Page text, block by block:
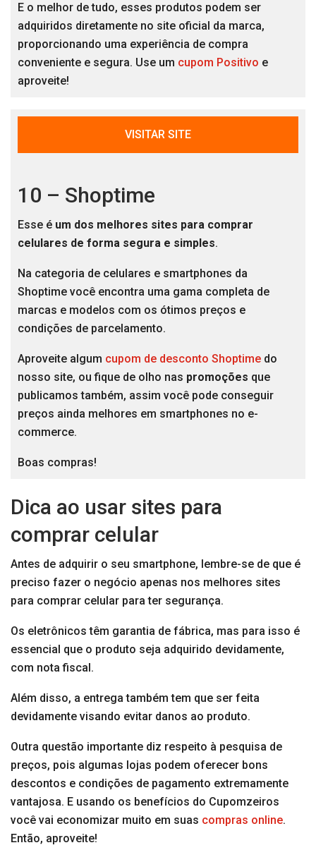
E o melhor de tudo, esses produtos podem ser
adquiridos diretamente no site oficial da marca,
proporcionando uma experiência de compra
conveniente e segura. Use um cupom Positivo e
aproveite!
VISITAR SITE
10 – Shoptime
Esse é um dos melhores sites para comprar
celulares de forma segura e simples.
Na categoria de celulares e smartphones da
Shoptime você encontra uma gama completa de
marcas e modelos com os ótimos preços e
condições de parcelamento.
Aproveite algum cupom de desconto Shoptime do
nosso site, ou fique de olho nas promoções que
publicamos também, assim você pode conseguir
preços ainda melhores em smartphones no e-
commerce.
Boas compras!
Dica ao usar sites para
comprar celular
Antes de adquirir o seu smartphone, lembre-se de que é
preciso fazer o negócio apenas nos melhores sites
para comprar celular para ter segurança.
Os eletrônicos têm garantia de fábrica, mas para isso é
essencial que o produto seja adquirido devidamente,
com nota fiscal.
Além disso, a entrega também tem que ser feita
devidamente visando evitar danos ao produto.
Outra questão importante diz respeito à pesquisa de
preços, pois algumas lojas podem oferecer bons
descontos e condições de pagamento extremamente
vantajosa. E usando os benefícios do Cupomzeiros
você vai economizar muito em suas compras online.
Então, aproveite!